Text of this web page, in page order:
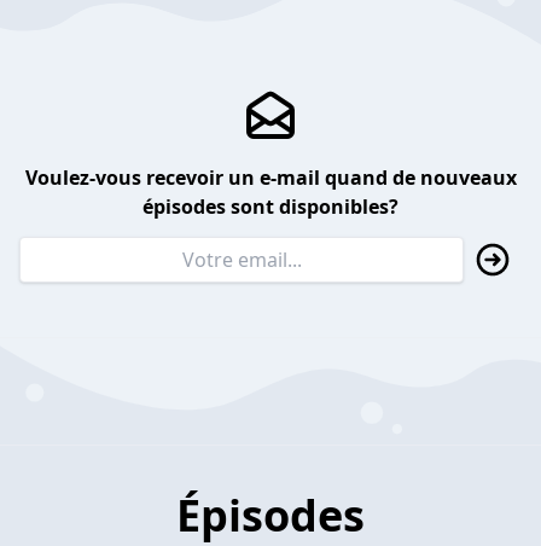
Voulez-vous recevoir un e-mail quand de nouveaux
épisodes sont disponibles?
Épisodes